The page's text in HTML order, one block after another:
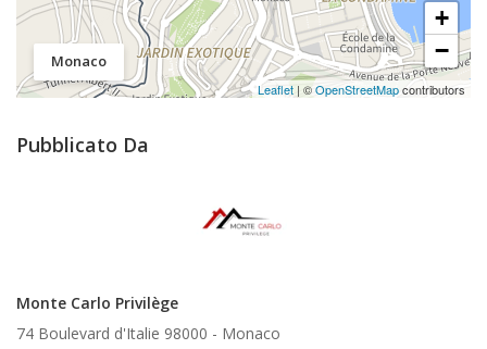
Monaco
+
−
Leaflet | ©OpenStreetMapcontributors
Pubblicato Da
Monte Carlo Privilège
74 Boulevard d'Italie 98000 - Monaco